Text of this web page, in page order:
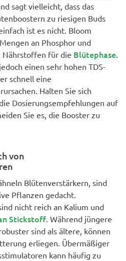
sagt vielleicht, dass das
zu riesigen Buds
ist es nicht. Bloom
an Phosphor und
Nährstoffen für die Blütephase
einen sehr hohen TDS-
schnell eine
Halten Sie sich
Dosierungsempfehlungen auf
Sie es, die Booster zu
von
Blütenverstärkern, sind
Pflanzen gedacht.
nicht reich an Kalium und
Stickstoff . Während jüngere
sind als ältere, können
erliegen. Übermäßiger
kann häufig zu